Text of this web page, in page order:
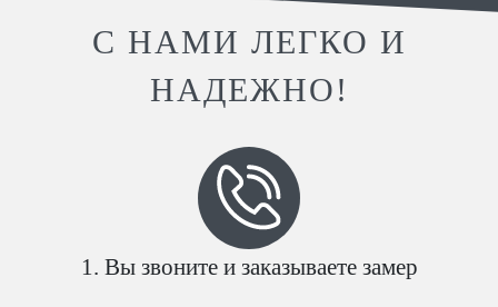
С НАМИ ЛЕГКО И
НАДЕЖНО!
Вы звоните и заказываете замер